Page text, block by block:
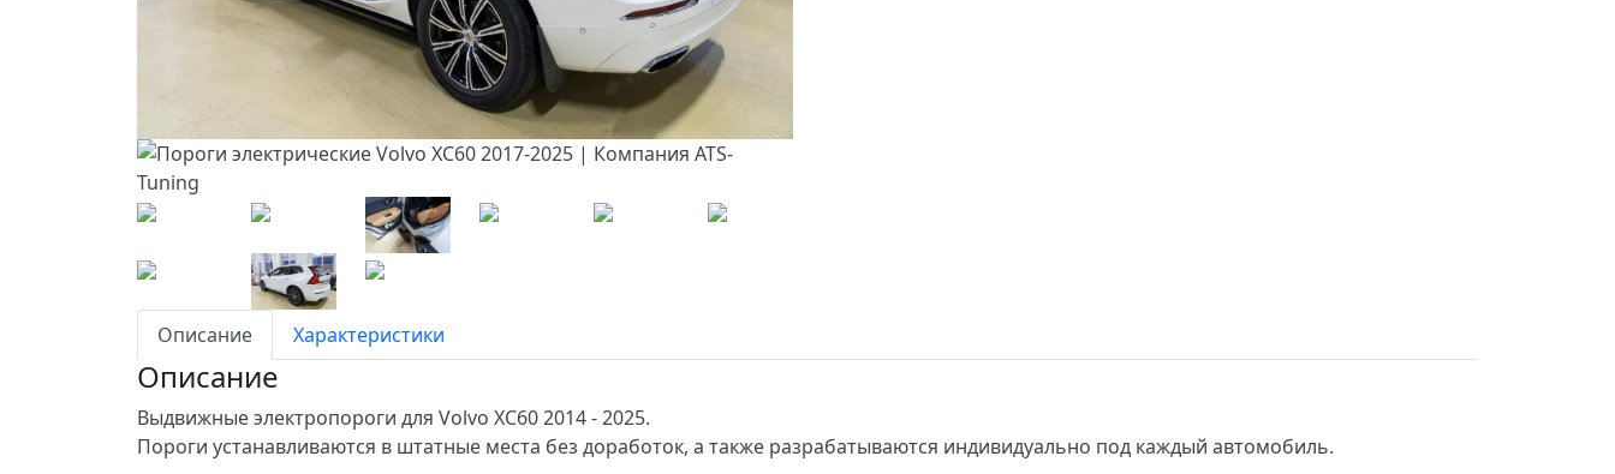
Описание Характеристики
Описание
Выдвижные электропороги для Volvo XC60 2014 - 2025.
Пороги устанавливаются в штатные места без доработок, а также разрабатываются индивидуально под каждый автомобиль.